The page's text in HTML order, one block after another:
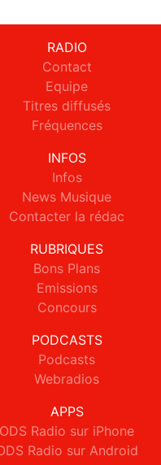
RADIO
Contact
Equipe
Titres diffusés
Fréquences
INFOS
Infos
News Musique
Contacter la rédac
RUBRIQUES
Bons Plans
Emissions
Concours
PODCASTS
Podcasts
Webradios
APPS
ODS Radio sur iPhone
Radio sur Android